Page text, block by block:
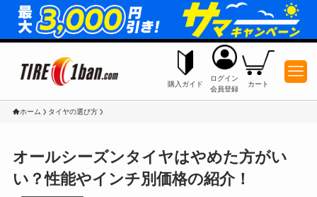
カート
ログイン
会員登録
購入ガイド
ホーム タイヤの選び方
オールシーズンタイヤはやめた方がい
い？性能やインチ別価格の紹介！